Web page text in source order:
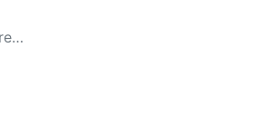
Evento acontece no próximo sábado, 30/08; ingressos são gratuitos e disponíveis para reserva no Meu Sesi